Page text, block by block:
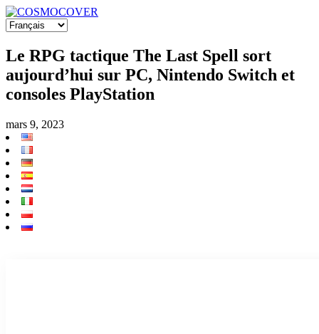
Le RPG tactique The Last Spell sort
aujourd’hui sur PC, Nintendo Switch et
consoles PlayStation
mars 9, 2023